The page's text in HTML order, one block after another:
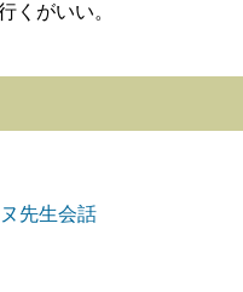
くがいい。
先生会話